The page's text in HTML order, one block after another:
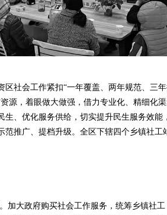
第07版
第08版
第09版
区社会工作紧扣“一年覆盖、两年规范、三
源，着眼做大做强，借力专业化、精细化渠
生、优化服务供给，切实提升民生服务效能
范推广、提档升级。全区下辖四个乡镇社工
大政府购买社会工作服务，统筹乡镇社工